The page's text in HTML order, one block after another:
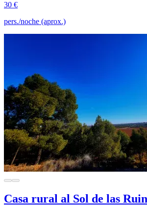
30 €
pers./noche (aprox.)
Casa rural al Sol de las